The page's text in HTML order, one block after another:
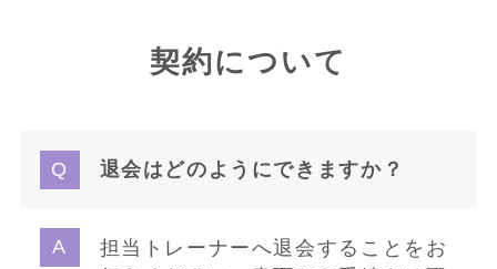
契約について
退会はどのようにできますか？
担当トレーナーへ退会することをお